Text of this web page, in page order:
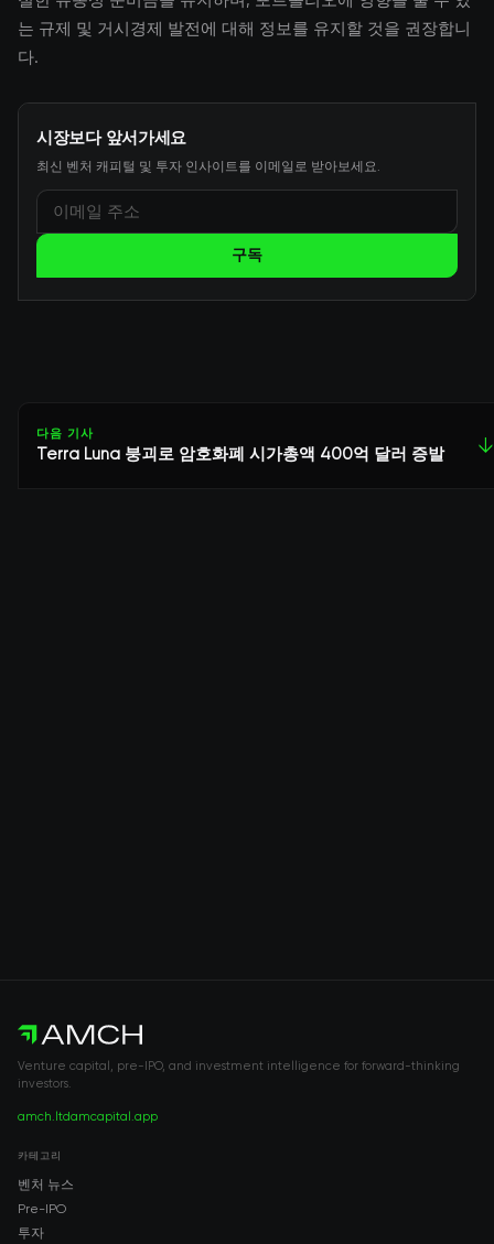
는 규제 및 거시경제 발전에 대해 정보를 유지할 것을 권장합니
다.
시장보다 앞서가세요
최신 벤처 캐피털 및 투자 인사이트를 이메일로 받아보세요.
구독
다음 기사
Terra Luna 붕괴로 암호화폐 시가총액 400억 달러 증발 ↓
Venture capital, pre-IPO, and investment intelligence for forward-thinking
investors.
amch.ltdamcapital.app
카테고리
벤처 뉴스
Pre-IPO
투자